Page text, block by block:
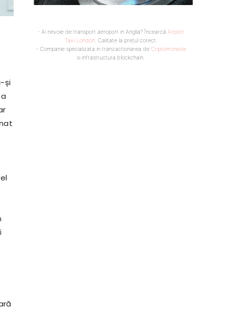
și
- Ai nevoie de transport aeroport in Anglia? Încearcă Airport
Taxi London. Calitate la prețul corect.
- Companie specializata in tranzactionarea de Criptomonede
si infrastructura blockchain.